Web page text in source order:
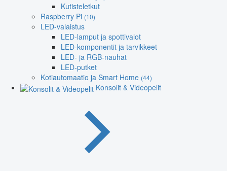
Kutisteletkut
Raspberry Pi (10)
LED-valaistus
LED-lamput ja spottivalot
LED-komponentit ja tarvikkeet
LED- ja RGB-nauhat
LED-putket
Kotiautomaatio ja Smart Home (44)
Konsolit & Videopelit